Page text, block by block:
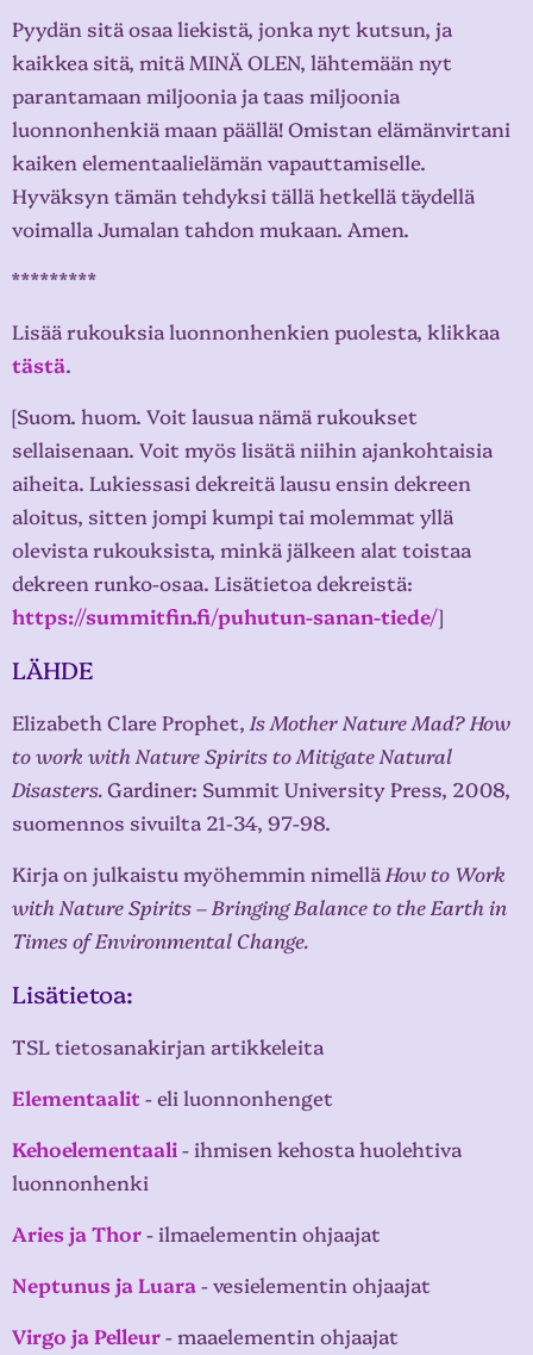
Pyydän sitä osaa liekistä, jonka nyt kutsun, ja
kaikkea sitä, mitä MINÄ OLEN, lähtemään nyt
parantamaan miljoonia ja taas miljoonia
luonnonhenkiä maan päällä! Omistan elämänvirtani
kaiken elementaalielämän vapauttamiselle.
Hyväksyn tämän tehdyksi tällä hetkellä täydellä
voimalla Jumalan tahdon mukaan. Amen.
*********
Lisää rukouksia luonnonhenkien puolesta, klikkaa
tästä.
[Suom. huom. Voit lausua nämä rukoukset
sellaisenaan. Voit myös lisätä niihin ajankohtaisia
aiheita. Lukiessasi dekreitä lausu ensin dekreen
aloitus, sitten jompi kumpi tai molemmat yllä
olevista rukouksista, minkä jälkeen alat toistaa
dekreen runko-osaa. Lisätietoa dekreistä:
https://summitfin.fi/puhutun-sanan-tiede/]
LÄHDE
Elizabeth Clare Prophet, Is Mother Nature Mad? How
to work with Nature Spirits to Mitigate Natural
Disasters.Gardiner: Summit University Press, 2008,
suomennos sivuilta 21-34, 97-98.
Kirja on julkaistu myöhemmin nimellä How to Work
with Nature Spirits – Bringing Balance to the Earth in
Times of Environmental Change.
Lisätietoa:
TSL tietosanakirjan artikkeleita
Elementaalit- eli luonnonhenget
Kehoelementaali- ihmisen kehosta huolehtiva
luonnonhenki
Aries ja Thor- ilmaelementin ohjaajat
Neptunus ja Luara- vesielementin ohjaajat
Virgo ja Pelleur- maaelementin ohjaajat